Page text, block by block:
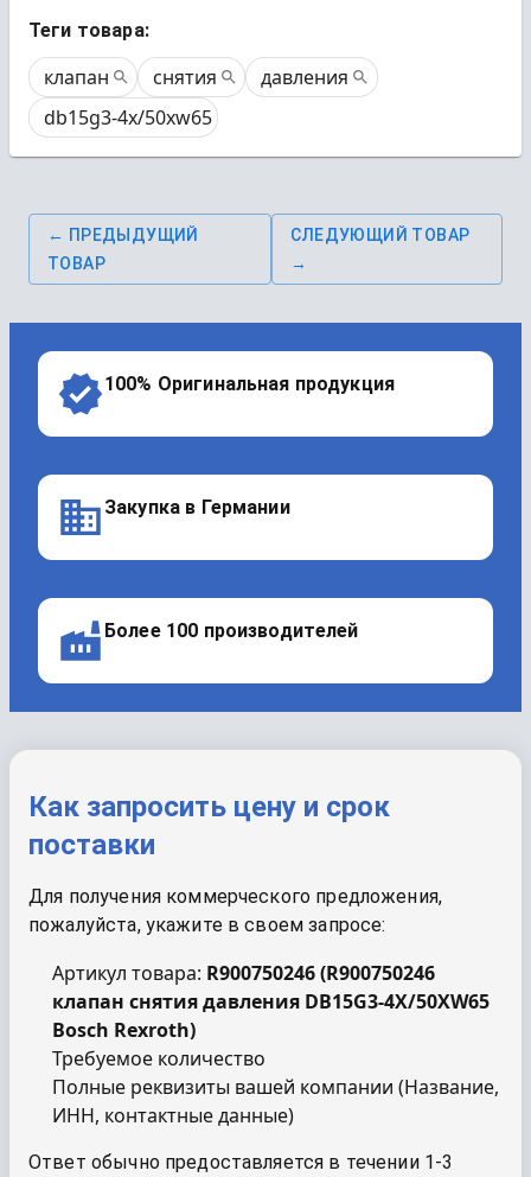
Теги товара:
клапан снятия
давления
db15g3-4x/50xw65
← ПРЕДЫДУЩИЙ
ТОВАР
СЛЕДУЮЩИЙ ТОВАР
→
100% Оригинальная продукция
Закупка в Германии
Более 100 производителей
Как запросить цену и срок
поставки
Для получения коммерческого предложения,
пожалуйста, укажите в своем запросе:
Артикул товара: R900750246(R900750246
клапан снятия давления DB15G3-4X/50XW65
Bosch Rexroth)
Требуемое количество
Полные реквизиты вашей компании (Название,
ИНН, контактные данные)
Ответ обычно предоставляется в течении 1-3